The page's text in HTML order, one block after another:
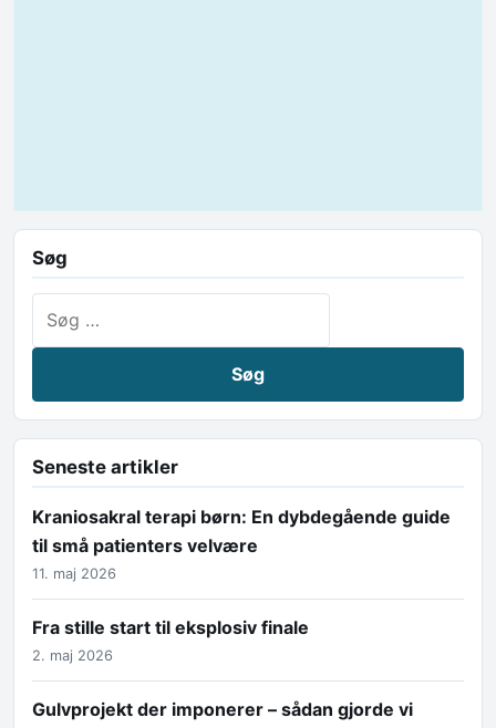
Søg
Seneste artikler
Kraniosakral terapi børn: En dybdegående guide
til små patienters velvære
11. maj 2026
Fra stille start til eksplosiv finale
2. maj 2026
Gulvprojekt der imponerer – sådan gjorde vi